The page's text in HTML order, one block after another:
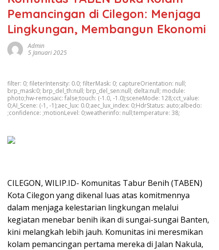
Pemancingan di Cilegon: Menjaga
Lingkungan, Membangun Ekonomi
Admin
5 Januari 2025
filter: 0; fileterIntensity: 0.0; filterMask: 0; captureOrientation: null;
brp_mask:0; brp_del_th:null; brp_del_sen:null; delta:null; module:
photo;hw-remosaic: false;touch: (-1.0, -1.0);sceneMode: 128;cct_value:
0;AI_Scene: (-1, -1);aec_lux: 0.0;aec_lux_index: 0;HdrStatus: auto;albedo:
;confidence: ;motionLevel: 0;weatherinfo: null;temperature: 38;
CILEGON, WILIP.ID- Komunitas Tabur Benih (TABEN)
Kota Cilegon yang dikenal luas atas komitmennya
dalam menjaga kelestarian lingkungan melalui
kegiatan menebar benih ikan di sungai-sungai Banten,
kini melangkah lebih jauh. Komunitas ini meresmikan
kolam pemancingan pertama mereka di Jalan Nakula,